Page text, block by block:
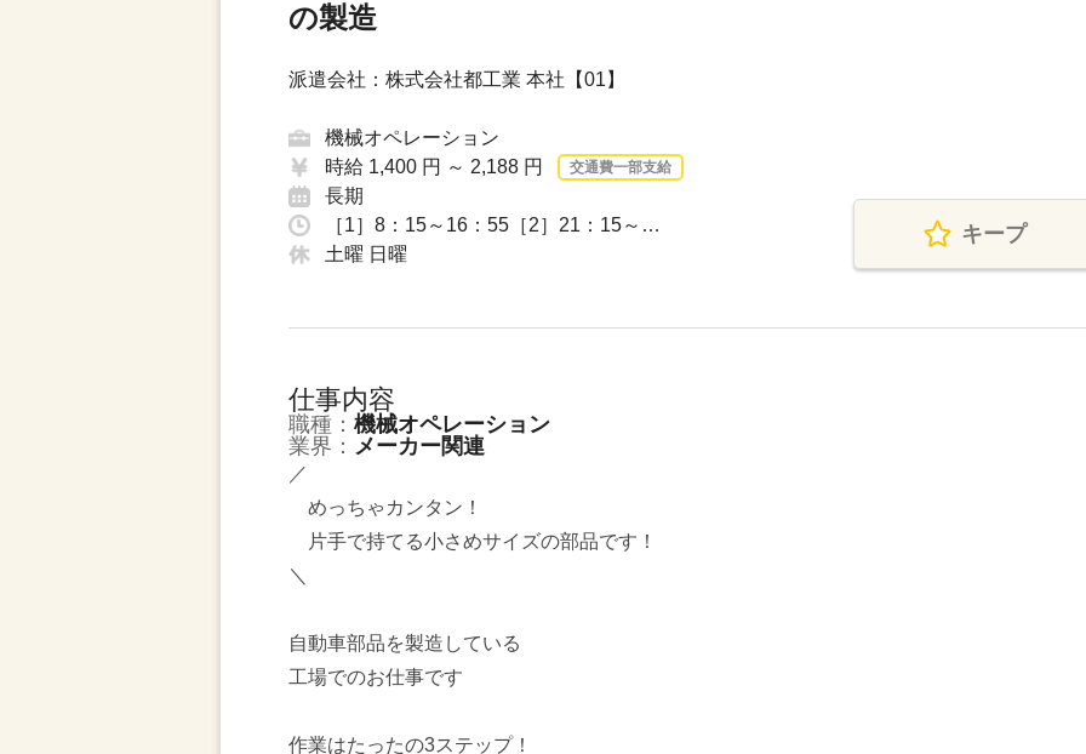
の製造
派遣会社：株式会社都工業 本社【01】
機械オペレーション
時給 1,400 円 ～ 2,188 円
交通費一部支給
長期
［1］8：15～16：55［2］21：15～…
土曜 日曜
キープ
仕事内容
職種： 機械オペレーション
業界： メーカー関連
／
めっちゃカンタン！
片手で持てる小さめサイズの部品です！
＼
自動車部品を製造している
工場でのお仕事です
作業はたったの3ステップ！